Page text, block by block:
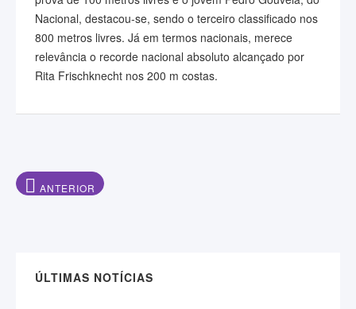
Nacional, destacou-se, sendo o terceiro classificado nos
800 metros livres. Já em termos nacionais, merece
relevância o recorde nacional absoluto alcançado por
Rita Frischknecht nos 200 m costas.
ARTIGO ANTERIOR: CONDIÇÕES FANTÁSTICAS PARA O POLO
ANTERIOR
ÚLTIMAS NOTÍCIAS